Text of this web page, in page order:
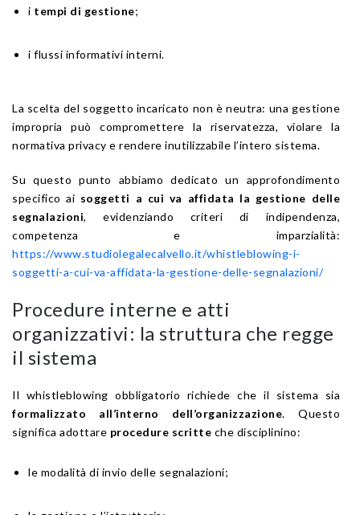
i tempi di gestione;
i flussi informativi interni.
La scelta del soggetto incaricato non è neutra: una gestione
impropria può compromettere la riservatezza, violare la
normativa privacy e rendere inutilizzabile l’intero sistema.
Su questo punto abbiamo dedicato un approfondimento
specifico ai soggetti a cui va affidata la gestione delle
segnalazioni, evidenziando criteri di indipendenza,
competenza e imparzialità:
https://www.studiolegalecalvello.it/whistleblowing-i-
soggetti-a-cui-va-affidata-la-gestione-delle-segnalazioni/
Procedure interne e atti
organizzativi: la struttura che regge
il sistema
Il whistleblowing obbligatorio richiede che il sistema sia
formalizzato all’interno dell’organizzazione. Questo
significa adottare procedure scritte che disciplinino:
le modalità di invio delle segnalazioni;